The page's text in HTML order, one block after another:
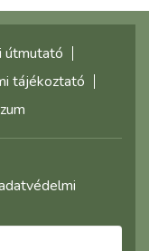
útmutató
tájékoztató